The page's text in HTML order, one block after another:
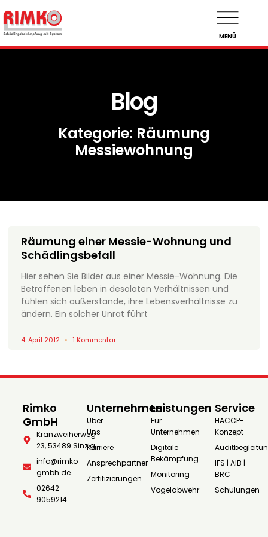
MENÜ
Blog
Kategorie: Räumung
Messiewohnung
Räumung einer Messie-Wohnung und
Schädlingsbefall
Hier sehen Sie Bilder aus einer Messie-Wohnung. Die
Betroffenen leben in desolaten Verhältnissen und
fühlen sich außerstande, ihre Lebensverhältnisse zu
ändern. Ein solcher Unrat führt
4. April 2012 1 Kommentar
Rimko
GmbH
Kranzweiherweg
23, 53489 Sinzig
info@rimko-
gmbh.de
02642-
9059214
Unternehmen
Über
Uns
Karriere
Ansprechpartner
Zertifizierungen
Leistungen
Für
Unternehmen
Digitale
Bekämpfung
Monitoring
Vogelabwehr
Service
HACCP-
Konzept
IFS | AIB |
BRC
Schulungen